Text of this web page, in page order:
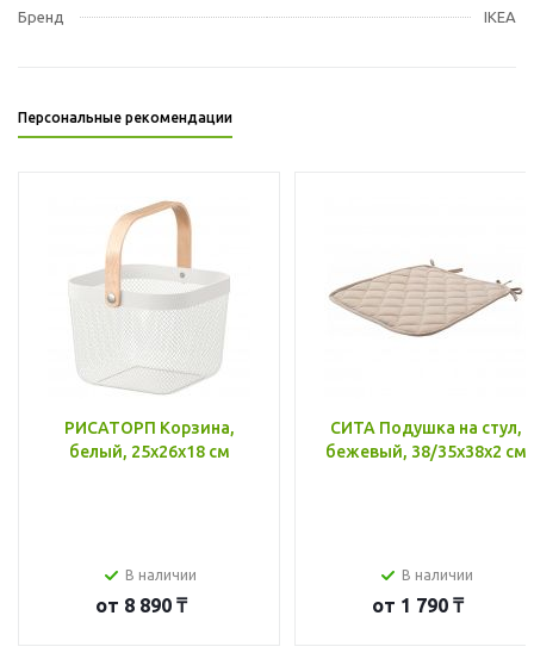
Бренд IKEA
Персональные рекомендации
РИСАТОРП Корзина,
белый, 25x26x18 см
В наличии
от 8 890 ₸
СИТА Подушка на стул,
бежевый, 38/35x38x2 см
В наличии
от 1 790 ₸